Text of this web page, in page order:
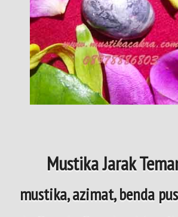
Mustika Jarak
mustika, azimat, benda